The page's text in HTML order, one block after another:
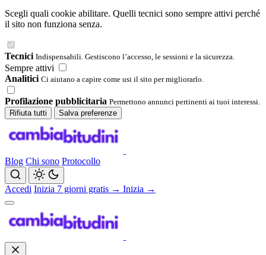
Scegli quali cookie abilitare. Quelli tecnici sono sempre attivi perché
il sito non funziona senza.
Tecnici Indispensabili. Gestiscono l’accesso, le sessioni e la sicurezza.
Sempre attivi
Analitici Ci aiutano a capire come usi il sito per migliorarlo.
Profilazione pubblicitaria Permettono annunci pertinenti ai tuoi interessi.
Rifiuta tutti
Salva preferenze
Blog Chi sono Protocollo
Accedi Inizia 7 giorni gratis → Inizia →